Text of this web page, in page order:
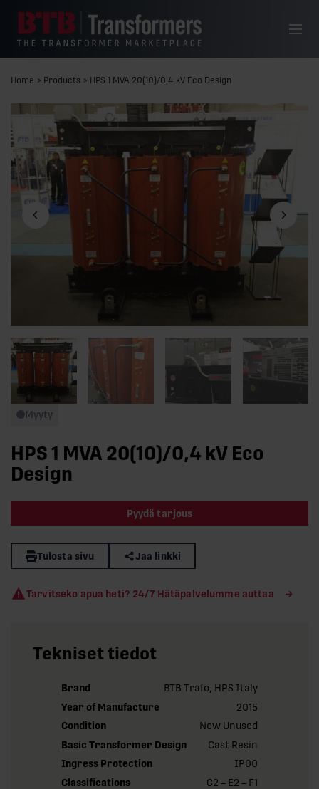
Valikko
Home > Products > HPS 1 MVA 20(10)/0,4 kV Eco Design
Edellinen dia
Myyty
HPS 1 MVA 20(10)/0,4 kV Eco
Design
Pyydä tarjous
Tulosta sivu Jaa linkki
Tarvitseko apua heti? 24/7 Hätäpalvelumme auttaa
Tekniset tiedot
Brand
BTB Trafo, HPS Italy
Year of Manufacture
2015
Condition
New Unused
Basic Transformer Design
Cast Resin
Ingress Protection
IP00
Classifications
C2 – E2 – F1